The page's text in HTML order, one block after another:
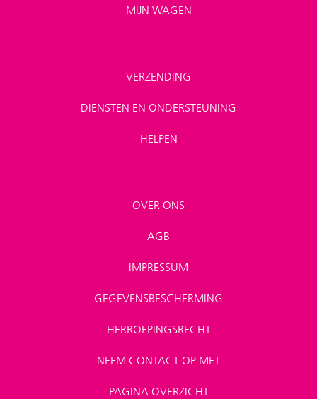
MIJN WAGEN
VERZENDING
DIENSTEN EN ONDERSTEUNING
HELPEN
OVER ONS
AGB
IMPRESSUM
GEGEVENSBESCHERMING
HERROEPINGSRECHT
NEEM CONTACT OP MET
PAGINA OVERZICHT